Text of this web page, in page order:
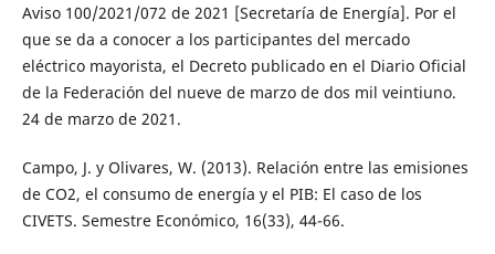
Aviso 100/2021/072 de 2021 [Secretaría de Energía]. Por el
que se da a conocer a los participantes del mercado
eléctrico mayorista, el Decreto publicado en el Diario Oficial
de la Federación del nueve de marzo de dos mil veintiuno.
24 de marzo de 2021.
Campo, J. y Olivares, W. (2013). Relación entre las emisiones
de CO2, el consumo de energía y el PIB: El caso de los
CIVETS. Semestre Económico, 16(33), 44-66.